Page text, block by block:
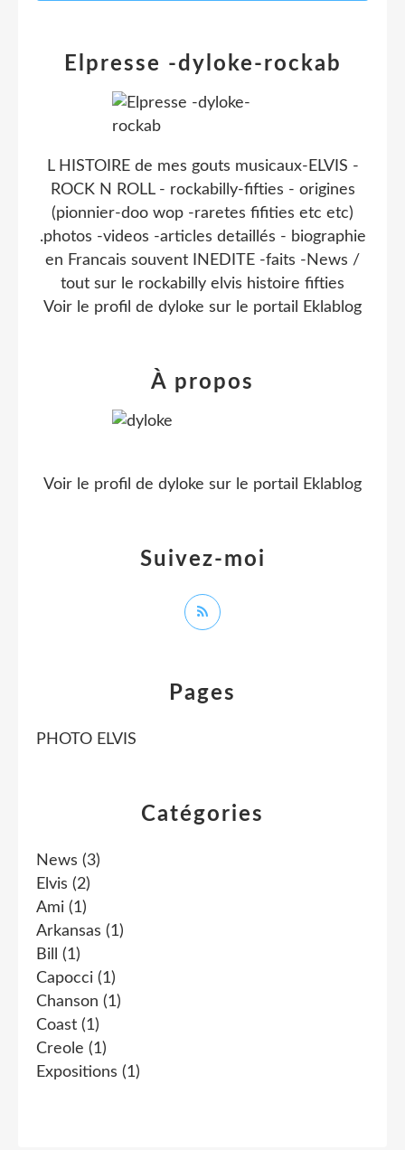
Catégories
News (3)
Elvis (2)
Ami (1)
Arkansas (1)
Bill
(1)
Capocci (1)
Chanson (1)
Coast (1)
Creole (1)
Expositions (1)
Pages
PHOTO ELVIS
Elpresse -dyloke-rockab
L HISTOIRE de mes gouts musicaux-ELVIS -
ROCK N ROLL - rockabilly-fifties - origines
(pionnier-doo wop -raretes fifities etc etc)
.photos -videos -articles detaillés - biographie
en Francais souvent INEDITE -faits -News /
tout sur le rockabilly elvis histoire fifties
Voir le profil de dyloke sur le portail Eklablog
Suivez-moi
À propos
Voir le profil de dyloke sur le portail Eklablog